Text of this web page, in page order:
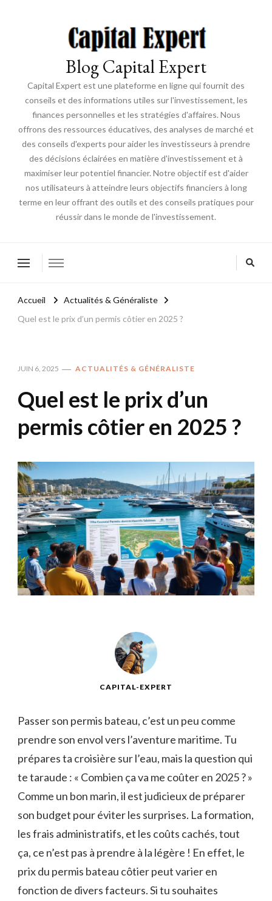
Blog Capital Expert
Capital Expert est une plateforme en ligne qui fournit des
conseils et des informations utiles sur l'investissement, les
finances personnelles et les stratégies d'affaires. Nous
offrons des ressources éducatives, des analyses de marché et
des conseils d'experts pour aider les investisseurs à prendre
des décisions éclairées en matière d'investissement et à
maximiser leur potentiel financier. Notre objectif est d'aider
nos utilisateurs à atteindre leurs objectifs financiers à long
terme en leur offrant des outils et des conseils pratiques pour
réussir dans le monde de l'investissement.
Accueil
Actualités & Généraliste
Quel est le prix d’un permis côtier en 2025 ?
JUIN 6, 2025 ACTUALITÉS & GÉNÉRALISTE
Quel est le prix d’un
permis côtier en 2025 ?
CAPITAL-EXPERT
Passer son permis bateau, c’est un peu comme
prendre son envol vers l’aventure maritime. Tu
prépares ta croisière sur l’eau, mais la question qui
te taraude : « Combien ça va me coûter en 2025 ? »
Comme un bon marin, il est judicieux de préparer
son budget pour éviter les surprises. La formation,
les frais administratifs, et les coûts cachés, tout
ça, ce n’est pas à prendre à la légère ! En effet, le
prix du permis bateau côtier peut varier en
fonction de divers facteurs. Si tu souhaites